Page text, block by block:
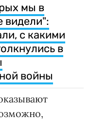
мы в
видели":
с какими
в
войны